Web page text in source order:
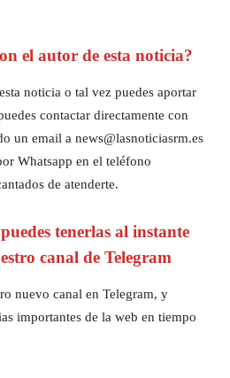
el autor de esta noticia?
noticia o tal vez puedes aportar
contactar directamente con
un email a news@lasnoticiasrm.es
Whatsapp en el teléfono
de atenderte.
tenerlas al instante
canal de Telegram
nuevo canal en Telegram, y
importantes de la web en tiempo